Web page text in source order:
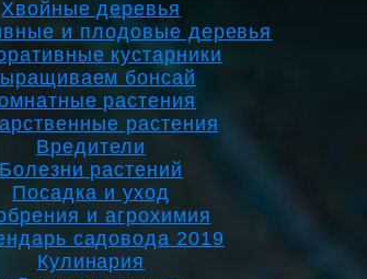
Хвойные деревья
и плодовые деревья
кустарники
бонсай
растения
растения
Вредители
Болезни растений
Посадка и уход
и агрохимия
садовода 2019
Кулинария